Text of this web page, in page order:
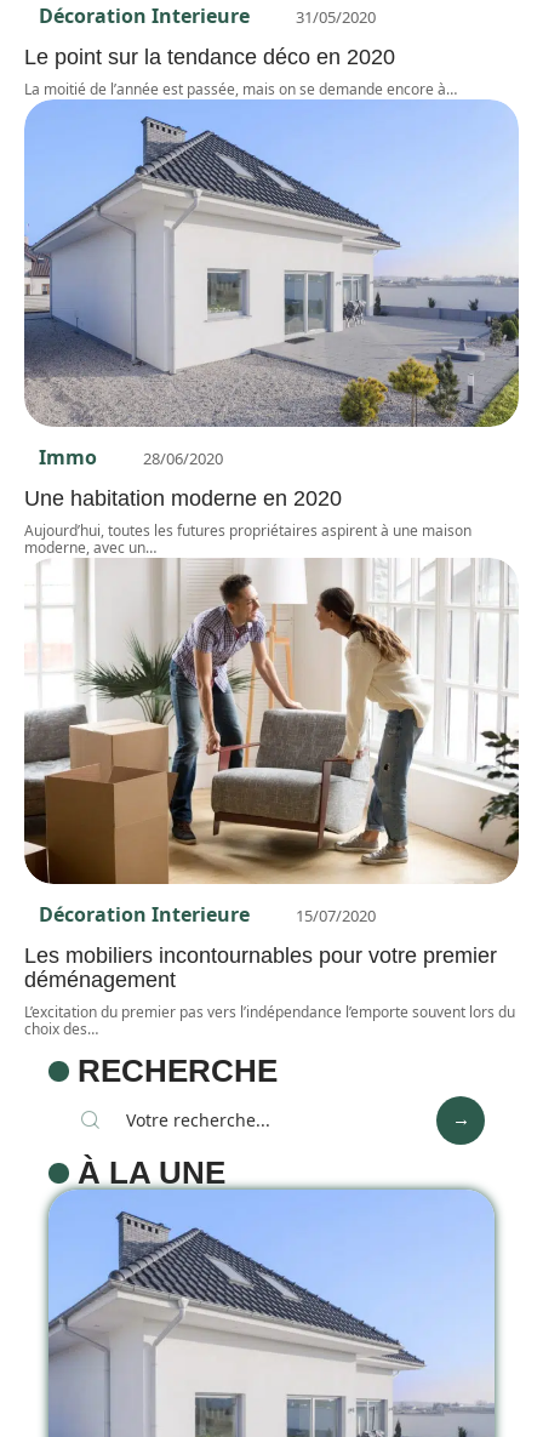
Décoration Interieure 31/05/2020
Le point sur la tendance déco en 2020
La moitié de l’année est passée, mais on se demande encore à…
Immo 28/06/2020
Une habitation moderne en 2020
Aujourd’hui, toutes les futures propriétaires aspirent à une maison
moderne, avec un…
Décoration Interieure 15/07/2020
Les mobiliers incontournables pour votre premier
déménagement
L’excitation du premier pas vers l’indépendance l’emporte souvent lors du
choix des…
RECHERCHE
À LA UNE